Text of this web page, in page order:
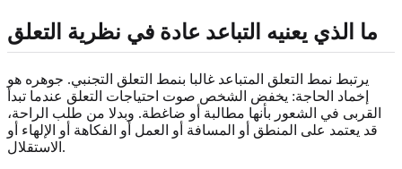
ما الذي يعنيه التباعد عادة في نظرية التعلق
يرتبط نمط التعلق المتباعد غالبا بنمط التعلق التجنبي. جوهره هو
إخماد الحاجة: يخفض الشخص صوت احتياجات التعلق عندما تبدأ
القربى في الشعور بأنها مطالبة أو ضاغطة. وبدلا من طلب الراحة،
قد يعتمد على المنطق أو المسافة أو العمل أو الفكاهة أو الإلهاء أو
الاستقلال.